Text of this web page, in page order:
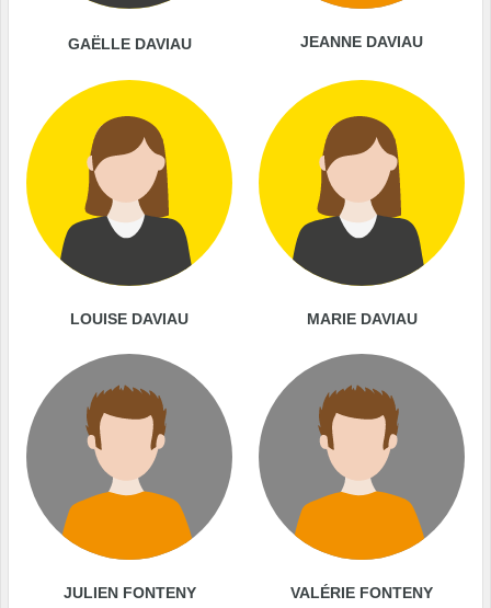
GAËLLE DAVIAU JEANNE DAVIAU
LOUISE DAVIAU MARIE DAVIAU
JULIEN FONTENY VALÉRIE FONTENY